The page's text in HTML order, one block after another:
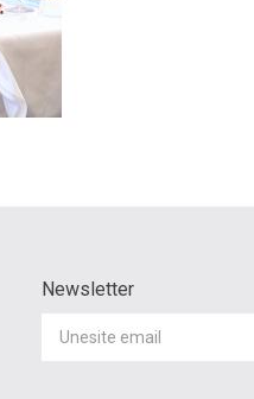
Newsletter